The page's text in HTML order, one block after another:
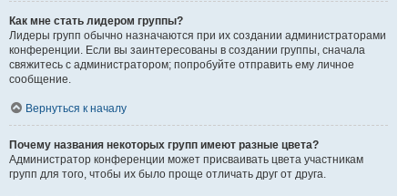
Как мне стать лидером группы?
Лидеры групп обычно назначаются при их создании администраторами
конференции. Если вы заинтересованы в создании группы, сначала
свяжитесь с администратором; попробуйте отправить ему личное
сообщение.
Вернуться к началу
Почему названия некоторых групп имеют разные цвета?
Администратор конференции может присваивать цвета участникам
групп для того, чтобы их было проще отличать друг от друга.